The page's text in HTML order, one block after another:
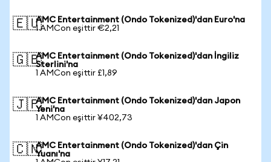
🇪🇺AMC Entertainment (Ondo Tokenized)'dan Euro'na
1 AMCon eşittir €2,21
🇬🇧AMC Entertainment (Ondo Tokenized)'dan İngiliz
Sterlini'na
1 AMCon eşittir £1,89
🇯🇵AMC Entertainment (Ondo Tokenized)'dan Japon
Yeni'na
1 AMCon eşittir ¥402,73
🇨🇳AMC Entertainment (Ondo Tokenized)'dan Çin
Yuanı'na